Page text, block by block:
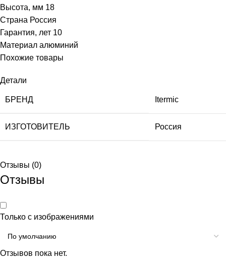
Высота, мм 18
Страна Россия
Гарантия, лет 10
Материал алюминий
Похожие товары
Детали
БРЕНД Itermic
ИЗГОТОВИТЕЛЬ Россия
Отзывы (0)
Отзывы
Только с изображениями
Отзывов пока нет.